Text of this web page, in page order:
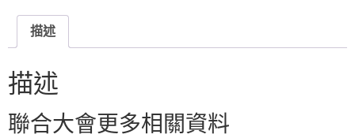
描述
描述
聯合大會更多相關資料